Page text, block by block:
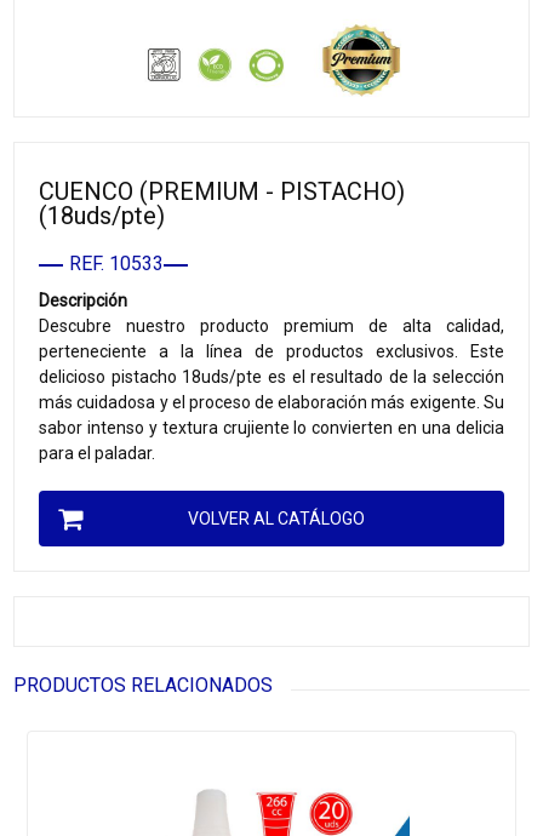
CUENCO (PREMIUM - PISTACHO)
(18uds/pte)
REF. 10533
Descripción
Descubre nuestro producto premium de alta calidad,
perteneciente a la línea de productos exclusivos. Este
delicioso pistacho 18uds/pte es el resultado de la selección
más cuidadosa y el proceso de elaboración más exigente. Su
sabor intenso y textura crujiente lo convierten en una delicia
para el paladar.
VOLVER AL CATÁLOGO
PRODUCTOS RELACIONADOS